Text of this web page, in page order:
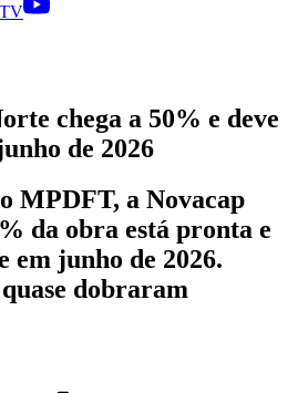
chega a 50% e deve
de 2026
MPDFT, a Novacap
da obra está pronta e
em junho de 2026.
dobraram